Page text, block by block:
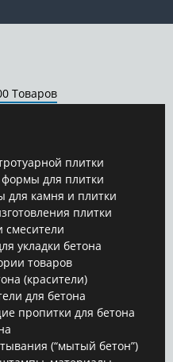
0 Товаров
плитки
для плитки
для камня и плитки
плитки
смесители
укладки бетона
товаров
(красители)
для бетона
пропитки для бетона
(“мытый бетон”)